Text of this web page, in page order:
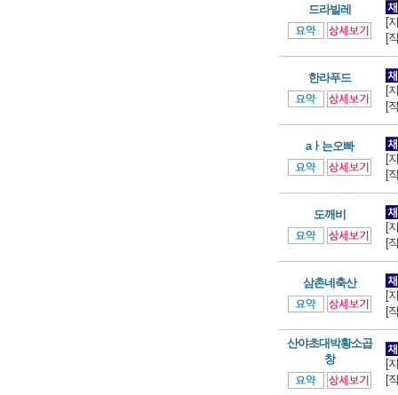
드라빌레
[
[
한라푸드
[
[
aㅏ는오빠
[
[
도깨비
[
[
삼촌네축산
[
[
산야초대박황소곱
창
[
[